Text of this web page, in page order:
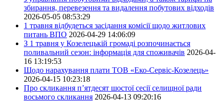
збирання, перевезення та видалення побутових відходів
2026-05-05 08:53:29
1 травня відбудеться засідання комісії щодо житлових
питань ВПО 2026-04-29 14:06:09
З 1 травня у Козелецькій громаді розпочинається
поливальний сезон: інформація для споживачів 2026-04-
16 13:19:53
Щодо нарахування плати ТОВ «Еко-Сервіс-Козелець»
2026-04-15 10:23:18
Про скликання п’ятдесят шостої сесії селищної ради
восьмого скликання 2026-04-13 09:20:16